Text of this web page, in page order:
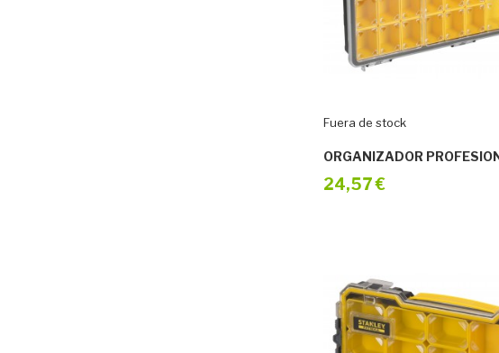
Fuera de stock
ORGANIZADOR
24,57 €